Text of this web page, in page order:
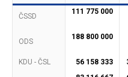
ČSSD
111 775 000
ODS
188 800 000
KDU - ČSL
56 158 333